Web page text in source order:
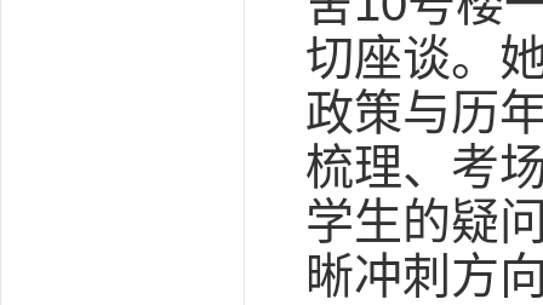
切座谈。
政策与历
梳理、考
学生的疑
晰冲刺方